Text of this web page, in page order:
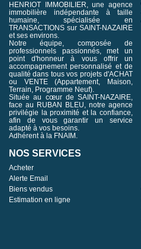
HENRIOT IMMOBILIER, une agence
immobilière indépendante à taille
humaine, spécialisée en
TRANSACTIONS sur SAINT-NAZAIRE
et ses environs.
Notre équipe, composée de
professionnels passionnés, met un
point d'honneur à vous offrir un
accompagnement personnalisé et de
qualité dans tous vos projets d'ACHAT
ou VENTE (Appartement, Maison,
Terrain, Programme Neuf).
Située au cœur de SAINT-NAZAIRE,
face au RUBAN BLEU, notre agence
privilégie la proximité et la confiance,
afin de vous garantir un service
adapté à vos besoins.
Adhérent à la FNAIM.
NOS SERVICES
Acheter
Alerte Email
Biens vendus
Estimation en ligne